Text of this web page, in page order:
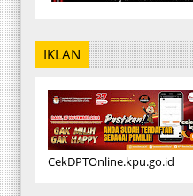
IKLAN
CekDPTOnline.kpu.go.id